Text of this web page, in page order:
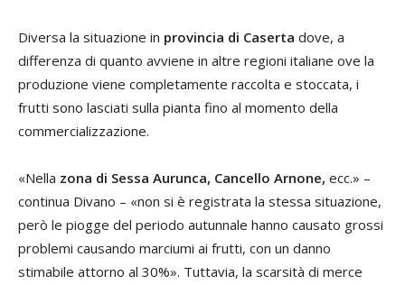
Diversa la situazione in provincia di Caserta dove, a
differenza di quanto avviene in altre regioni italiane ove la
produzione viene completamente raccolta e stoccata, i
frutti sono lasciati sulla pianta fino al momento della
commercializzazione.
«Nella zona di Sessa Aurunca, Cancello Arnone, ecc.» –
continua Divano – «non si è registrata la stessa situazione,
però le piogge del periodo autunnale hanno causato grossi
problemi causando marciumi ai frutti, con un danno
stimabile attorno al 30%». Tuttavia, la scarsità di merce